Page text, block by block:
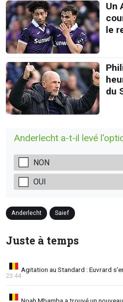
Un
le
du
Anderlecht a-t-il levé
NON
OUI
Anderlecht Saief
Juste à temps
Agitation au Standard : Euvrard
23:44